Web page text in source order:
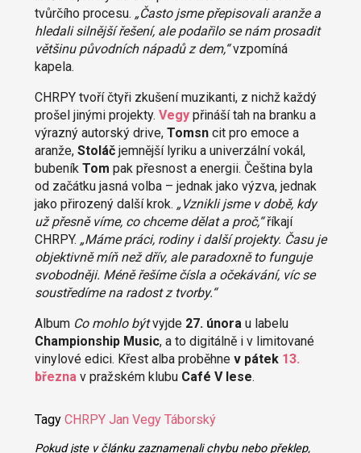
tvůrčího procesu. „Často jsme přepisovali aranže a
hledali silnější řešení, ale podařilo se nám prosadit
většinu původních nápadů z dem,“vzpomíná
kapela.
CHRPY tvoří čtyři zkušení muzikanti, z nichž každý
prošel jinými projekty. Vegypřináší tah na branku a
výrazný autorský drive, Tomsncit pro emoce a
aranže, Stoláčjemnější lyriku a univerzální vokál,
bubeník Tom pak přesnost a energii. Čeština byla
od začátku jasná volba – jednak jako výzva, jednak
jako přirozený další krok. „Vznikli jsme v době, kdy
už přesně víme, co chceme dělat a proč,“říkají
CHRPY. „Máme práci, rodiny i další projekty. Času je
objektivně míň než dřív, ale paradoxně to funguje
svobodněji. Méně řešíme čísla a očekávání, víc se
soustředíme na radost z tvorby.“
Album Co mohlo býtvyjde 27. únorau labelu
Championship Music, a to digitálně i v limitované
vinylové edici. Křest alba proběhne v pátek 13.
březnav pražském klubu Café V lese.
Tagy CHRPY Jan Vegy Táborský
Pokud jste v článku zaznamenali chybu nebo překlep,